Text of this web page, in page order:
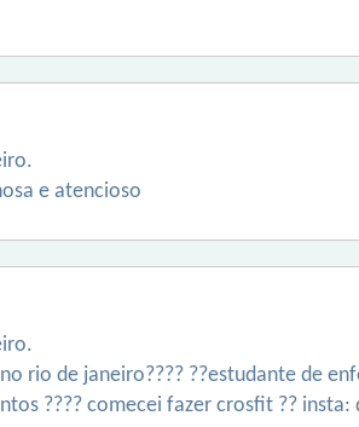
e atencioso
rio de janeiro???? ??estudante de
???? comecei fazer crosfit ??